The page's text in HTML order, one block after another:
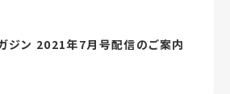
ジン 2021年7月号配信のご案内